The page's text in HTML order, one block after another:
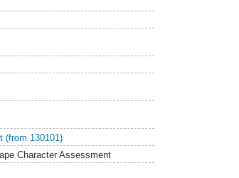
(from 130101)
Character Assessment